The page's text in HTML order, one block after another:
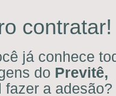
contratar!
já conhece
do Previtê,
fazer a adesão?